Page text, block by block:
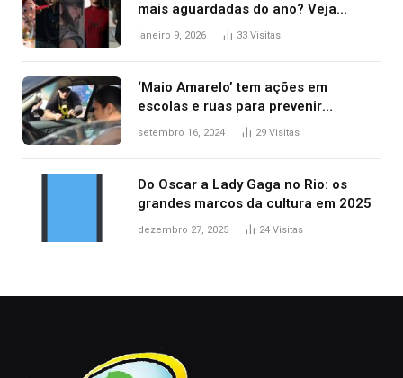
mais aguardadas do ano? Veja
principais lançamentos do cinema
janeiro 9, 2026 33 Visitas
‘Maio Amarelo’ tem ações em
escolas e ruas para prevenir
acidentes no trânsito no AP
setembro 16, 2024 29 Visitas
Do Oscar a Lady Gaga no Rio: os
grandes marcos da cultura em 2025
dezembro 27, 2025 24 Visitas